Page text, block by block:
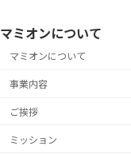
マミオンについて
マミオンについて
事業内容
ご挨拶
ミッション